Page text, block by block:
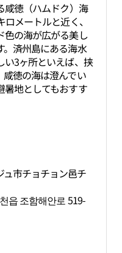
咸徳（ハムドク）海
メートルと近く、
色の海が広がる美し
。済州島にある海水
い3ヶ所といえば、挟
徳の海は澄んでい
暑地としてもおすす
ュ市チョチョン邑チ
읍 조함해안로 519-